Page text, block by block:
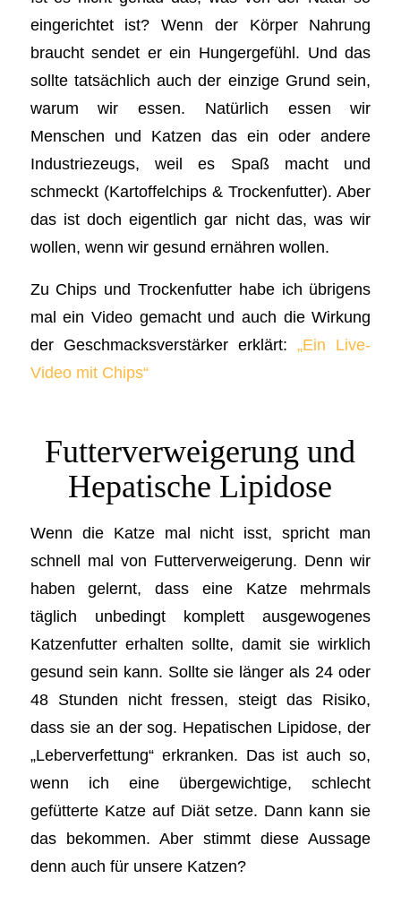
eingerichtet ist? Wenn der Körper Nahrung
braucht sendet er ein Hungergefühl. Und das
sollte tatsächlich auch der einzige Grund sein,
warum wir essen. Natürlich essen wir
Menschen und Katzen das ein oder andere
Industriezeugs, weil es Spaß macht und
schmeckt (Kartoffelchips & Trockenfutter). Aber
das ist doch eigentlich gar nicht das, was wir
wollen, wenn wir gesund ernähren wollen.
Zu Chips und Trockenfutter habe ich übrigens
mal ein Video gemacht und auch die Wirkung
der Geschmacksverstärker erklärt:„Ein Live-
Video mit Chips“
Futterverweigerung und
Hepatische Lipidose
Wenn die Katze mal nicht isst, spricht man
schnell mal von Futterverweigerung. Denn wir
haben gelernt, dass eine Katze mehrmals
täglich unbedingt komplett ausgewogenes
Katzenfutter erhalten sollte, damit sie wirklich
gesund sein kann. Sollte sie länger als 24 oder
48 Stunden nicht fressen, steigt das Risiko,
dass sie an der sog. Hepatischen Lipidose, der
„Leberverfettung“ erkranken. Das ist auch so,
wenn ich eine übergewichtige, schlecht
gefütterte Katze auf Diät setze. Dann kann sie
das bekommen. Aber stimmt diese Aussage
denn auch für unsere Katzen?